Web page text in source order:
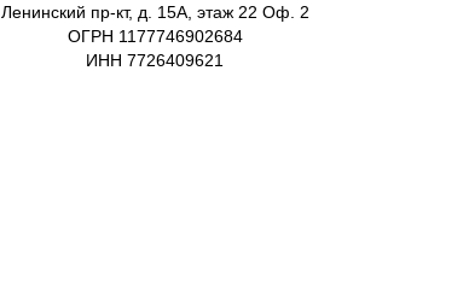
Ленинский пр-кт, д. 15А, этаж 22 Оф. 2
ОГРН 1177746902684
ИНН 7726409621